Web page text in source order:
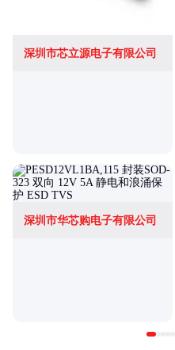
深圳市芯立源电子有限公司
深圳市华芯购电子有限公司